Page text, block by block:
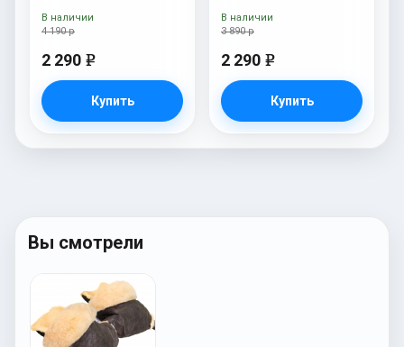
4 190 р
2 290 e
Купить
В наличии
3 890 р
2 290 e
Купить
В наличии
Вы смотрели